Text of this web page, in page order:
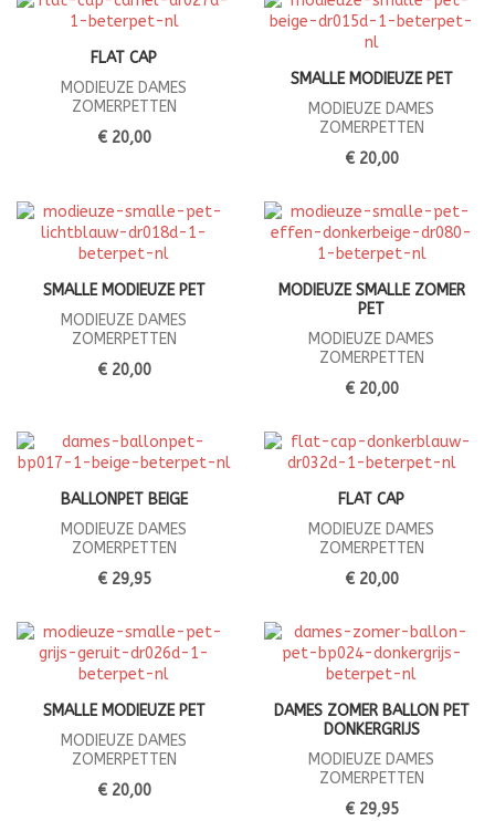
FLAT CAP
MODIEUZE DAMES
ZOMERPETTEN
€ 20,00
SMALLE MODIEUZE PET
MODIEUZE DAMES
ZOMERPETTEN
€ 20,00
SMALLE MODIEUZE PET
MODIEUZE DAMES
ZOMERPETTEN
€ 20,00
MODIEUZE SMALLE ZOMER
PET
MODIEUZE DAMES
ZOMERPETTEN
€ 20,00
BALLONPET BEIGE
MODIEUZE DAMES
ZOMERPETTEN
€ 29,95
FLAT CAP
MODIEUZE DAMES
ZOMERPETTEN
€ 20,00
SMALLE MODIEUZE PET
MODIEUZE DAMES
ZOMERPETTEN
€ 20,00
DAMES ZOMER BALLON PET
DONKERGRIJS
MODIEUZE DAMES
ZOMERPETTEN
€ 29,95